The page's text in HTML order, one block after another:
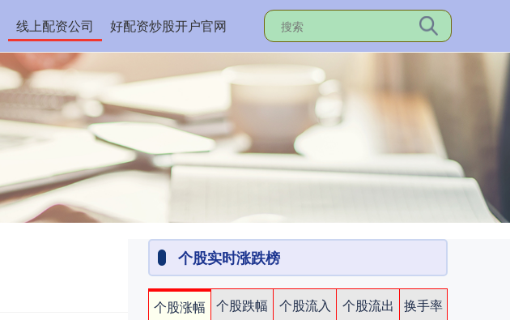
线上配资公司 好配资炒股开户官网
个股实时涨跌榜
个股涨幅 个股跌幅 个股流入 个股流出
换手率